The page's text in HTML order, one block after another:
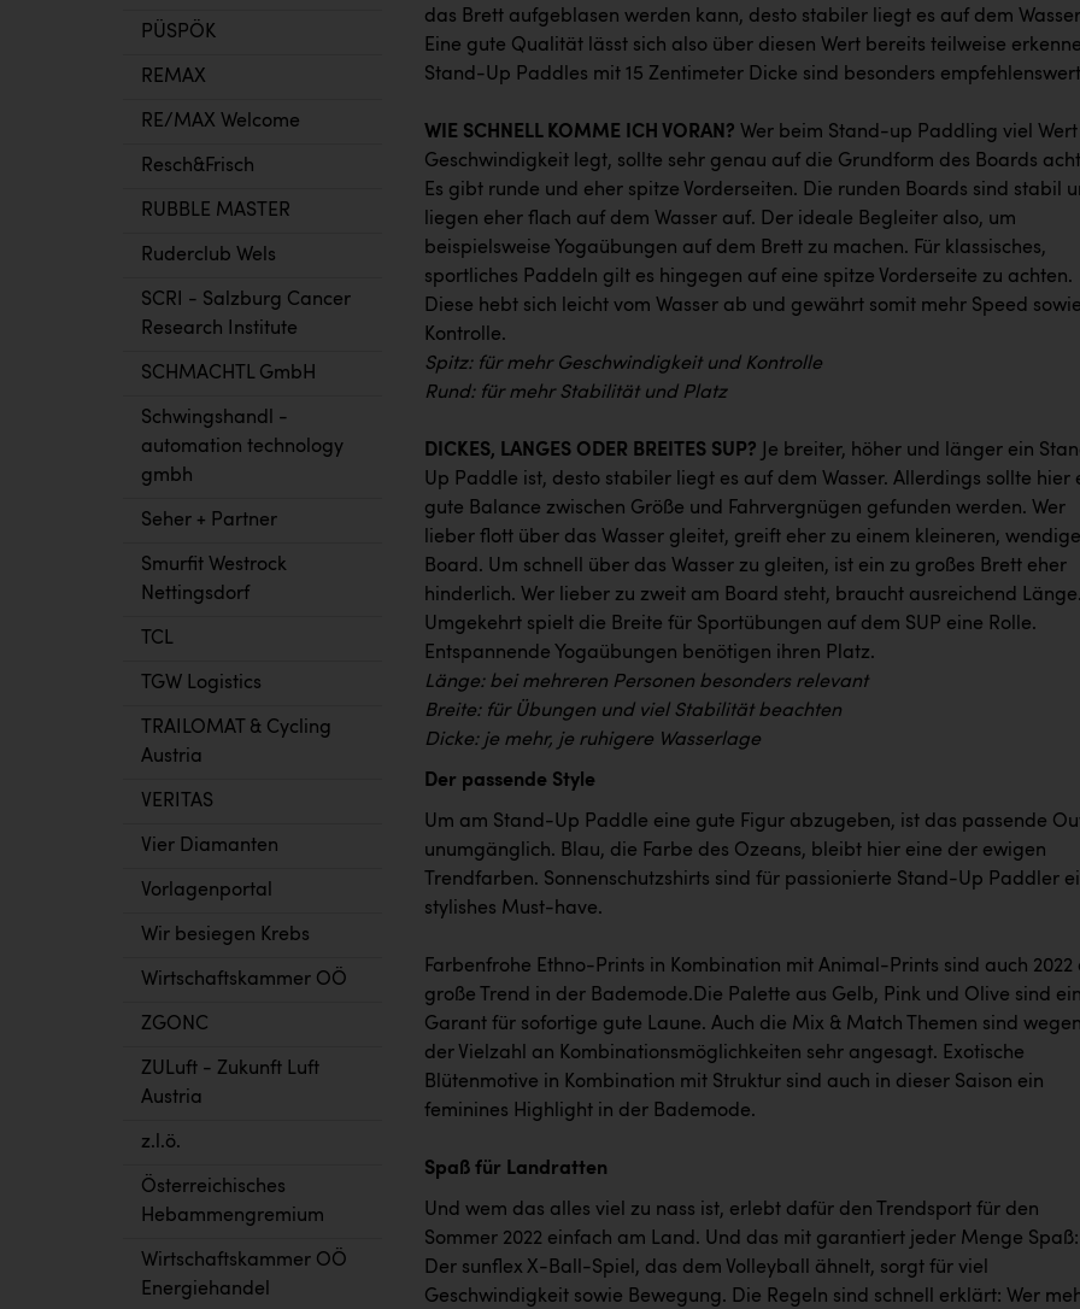
PÜSPÖK
REMAX
RE/MAX Welcome
Resch&Frisch
RUBBLE MASTER
Ruderclub Wels
SCRI - Salzburg Cancer
Research Institute
SCHMACHTL GmbH
Schwingshandl -
automation technology
gmbh
Seher + Partner
Smurfit Westrock
Nettingsdorf
TCL
TGW Logistics
TRAILOMAT & Cycling
Austria
VERITAS
Vier Diamanten
Vorlagenportal
Wir besiegen Krebs
Wirtschaftskammer OÖ
ZGONC
ZULuft - Zukunft Luft
Austria
z.l.ö.
Österreichisches
Hebammengremium
Wirtschaftskammer OÖ
Energiehandel
das Brett aufgeblasen werden kann, desto stabiler liegt es auf dem
Eine gute Qualität lässt sich also über diesen Wert bereits teilweise
Stand-Up Paddles mit 15 Zentimeter Dicke sind besonders
WIE SCHNELL KOMME ICH VORAN? Wer beim Stand-up Paddling viel
Geschwindigkeit legt, sollte sehr genau auf die Grundform des Boards
Es gibt runde und eher spitze Vorderseiten. Die runden Boards sind stabil
liegen eher flach auf dem Wasser auf. Der ideale Begleiter also, um
beispielsweise Yogaübungen auf dem Brett zu machen. Für klassisches,
sportliches Paddeln gilt es hingegen auf eine spitze Vorderseite zu achten.
Diese hebt sich leicht vom Wasser ab und gewährt somit mehr Speed sowie
Kontrolle.
Spitz: für mehr Geschwindigkeit und Kontrolle
Rund: für mehr Stabilität und Platz
DICKES, LANGES ODER BREITES SUP?
Je breiter, höher und länger ein
Up Paddle ist, desto stabiler liegt es auf dem Wasser. Allerdings sollte hier
gute Balance zwischen Größe und Fahrvergnügen gefunden werden. Wer
lieber flott über das Wasser gleitet, greift eher zu einem kleineren,
Board. Um schnell über das Wasser zu gleiten, ist ein zu großes Brett eher
hinderlich. Wer lieber zu zweit am Board steht, braucht ausreichend Länge.
Umgekehrt spielt die Breite für Sportübungen auf dem SUP eine Rolle.
Entspannende Yogaübungen benötigen ihren Platz.
Länge: bei mehreren Personen besonders relevant
Breite: für Übungen und viel Stabilität beachten
Dicke: je mehr, je ruhigere Wasserlage
Der passende Style
Um am Stand-Up Paddle eine gute Figur abzugeben, ist das passende
unumgänglich. Blau, die Farbe des Ozeans, bleibt hier eine der ewigen
Trendfarben. Sonnenschutzshirts sind für passionierte Stand-Up Paddler
stylishes Must-have.
Farbenfrohe Ethno-Prints in Kombination mit Animal-Prints sind auch 2022
große Trend in der Bademode.Die Palette aus Gelb, Pink und Olive sind ein
Garant für sofortige gute Laune. Auch die Mix & Match Themen sind wegen
der Vielzahl an Kombinationsmöglichkeiten sehr angesagt. Exotische
Blütenmotive in Kombination mit Struktur sind auch in dieser Saison ein
feminines Highlight in der Bademode.
Spaß für Landratten
Und wem das alles viel zu nass ist, erlebt dafür den Trendsport für den
Sommer 2022 einfach am Land. Und das mit garantiert jeder Menge Spaß:
Der sunflex X-Ball-Spiel, das dem Volleyball ähnelt, sorgt für viel
Geschwindigkeit sowie Bewegung. Die Regeln sind schnell erklärt: Wer